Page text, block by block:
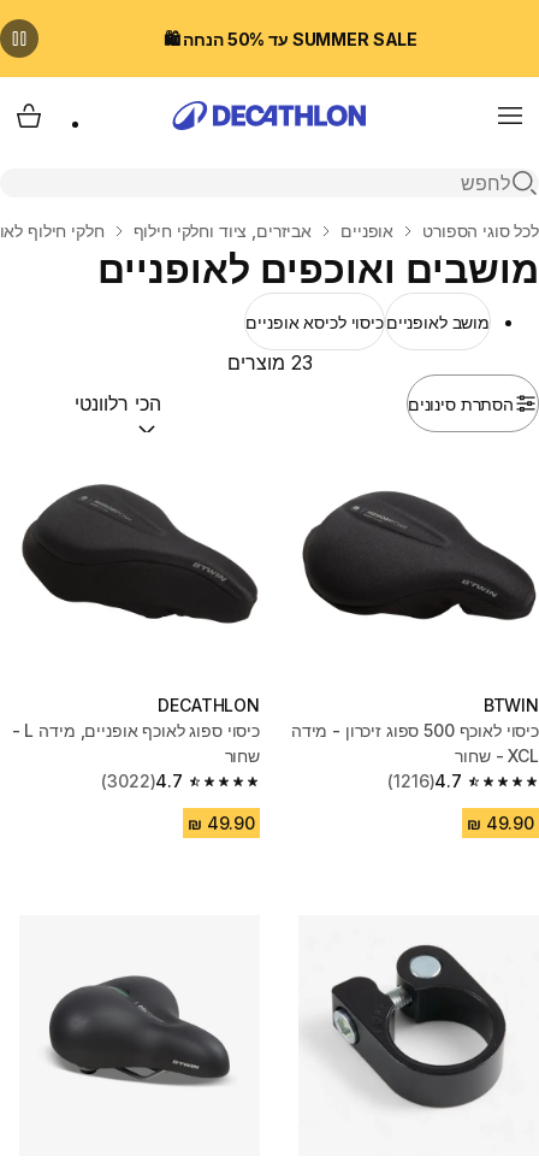
SUMMER SALE עד 50% הנחה 🛍️
Menu
פתיחת חיפוש
בית
לכל סוגי הספורט אופניים אביזרים, ציוד וחלקי חילוף חלקי חילוף
מושבים ואוכפים לאופניים
מושב לאופנייםכיסוי לכיסא אופניים
הסתרת סינונים
23 מוצרים
מיין לפי:(optional)
BTWIN
כיסוי לאוכף 500 ספוג זיכרון - מידה
XCL - שחור
4.7
4.7 out of 5 stars from 1216 reviews
(1216)
DECATHLON
כיסוי ספוג לאוכף אופניים, מידה L -
שחור
4.7
4.7 out of 5 stars from 3022 reviews
(3022)